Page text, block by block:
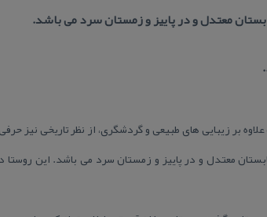
معتدل و در پاییز و زمستان سرد می باشد.
بر زیبایی های طبیعی و گردشگری، از نظر تاریخی نیز